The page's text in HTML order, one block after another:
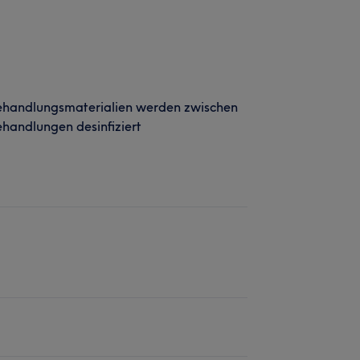
werden zwischen
desinfiziert